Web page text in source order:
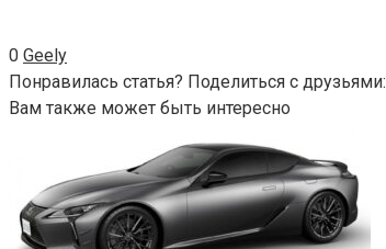
0 Geely
Понравилась статья? Поделиться с друзьями:
Вам также может быть интересно